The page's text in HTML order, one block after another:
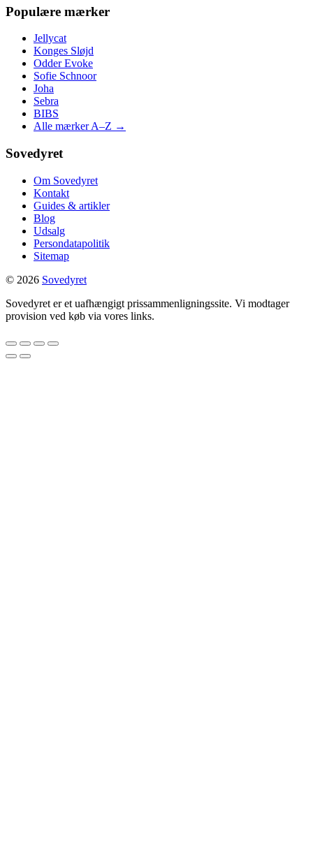
Populære mærker
Jellycat
Konges Sløjd
Odder Evoke
Sofie Schnoor
Joha
Sebra
BIBS
Alle mærker A–Z →
Sovedyret
Om Sovedyret
Kontakt
Guides & artikler
Blog
Udsalg
Persondatapolitik
Sitemap
© 2026 Sovedyret
Sovedyret er et uafhængigt prissammenligningssite. Vi modtager
provision ved køb via vores links.